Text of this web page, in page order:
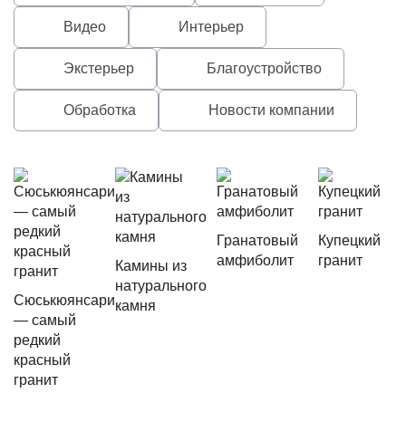
Видео Интерьер
Экстерьер Благоустройство
Обработка Новости компании
Сюськюянсари
— самый
редкий
красный
гранит
Камины из
натурального
камня
Гранатовый
амфиболит
Купецкий
гранит